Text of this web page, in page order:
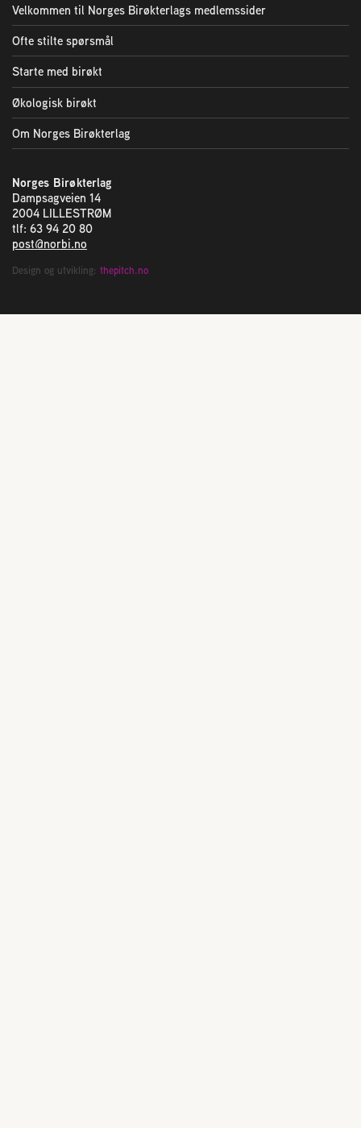
Velkommen til Norges Birøkterlags medlemssider
Ofte stilte spørsmål
Starte med birøkt
Økologisk birøkt
Om Norges Birøkterlag
Norges Birøkterlag
Dampsagveien 14
2004 LILLESTRØM
tlf: 63 94 20 80
post@norbi.no
Design og utvikling: thepitch.no